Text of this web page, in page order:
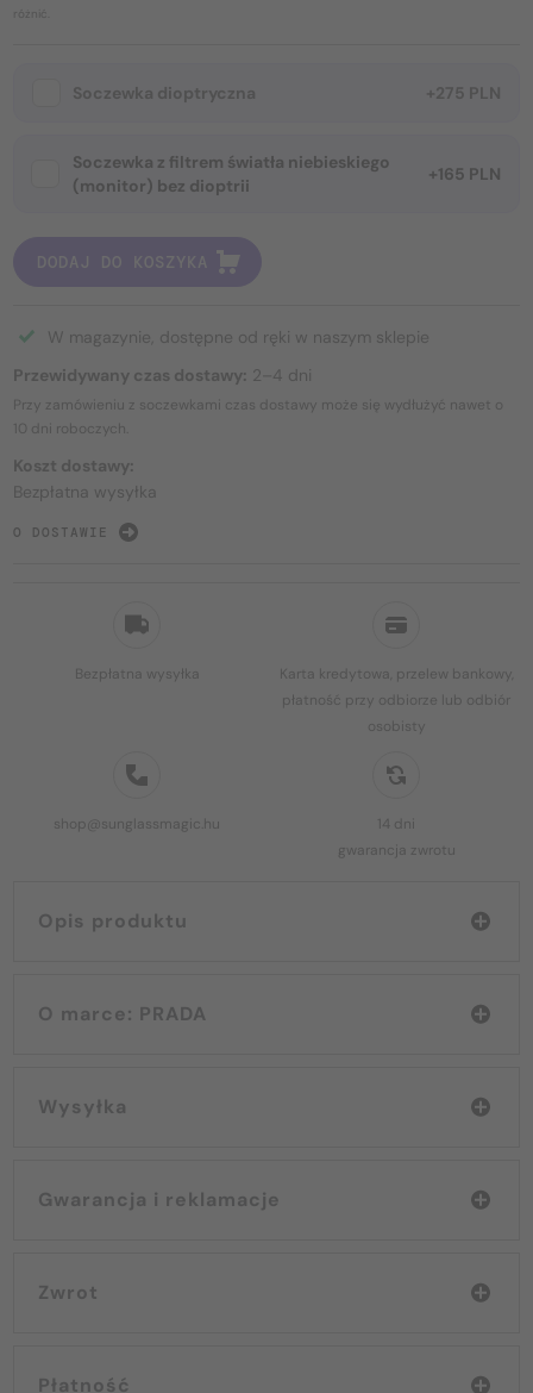
Bezpłatna wysyłka
Karta kredytowa, przelew bankowy,
płatność przy odbiorze lub odbiór
osobisty
shop@sunglassmagic.hu
14 dni
gwarancja zwrotu
Opis produktu
O marce: PRADA
Wysyłka
Gwarancja i reklamacje
Zwrot
Płatność
różnić.
Soczewka dioptryczna +275 PLN
Soczewka z filtrem światła niebieskiego
(monitor) bez dioptrii
+165 PLN
DODAJ DO KOSZYKA
W magazynie, dostępne od ręki w naszym sklepie
Przewidywany czas dostawy: 2–4 dni
Przy zamówieniu z soczewkami czas dostawy może się wydłużyć nawet o
10 dni roboczych.
Koszt dostawy:
Bezpłatna wysyłka
O DOSTAWIE